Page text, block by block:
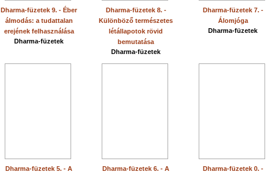
Dharma-füzetek 9. - Éber
álmodás: a tudattalan
erejének felhasználása
Dharma-füzetek
Dharma-füzetek 8. -
Különböző természetes
létállapotok rövid
bemutatása
Dharma-füzetek
Dharma-füzetek 7. -
Álomjóga
Dharma-füzetek
Dharma-füzetek 5. - A
Dharma-füzetek 6. - A
Dharma-füzetek 0. -